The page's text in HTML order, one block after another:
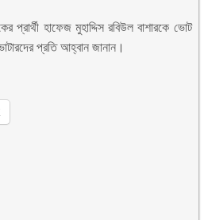
প্রার্থী হাফেজ মুহাদ্দিস রবিউল বাশারকে ভোট
প্রতি আহ্বান জানান।